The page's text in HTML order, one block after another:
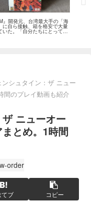
』開発元、台湾最大手の「海
に自ら接触、箱を格安で大量
いた。「自分たちにとっては
た」
ンシュタイン：ザ ニュー
間のプレイ動画も紹介
ザ ニューオー
とめ。1時間
てブ コピー